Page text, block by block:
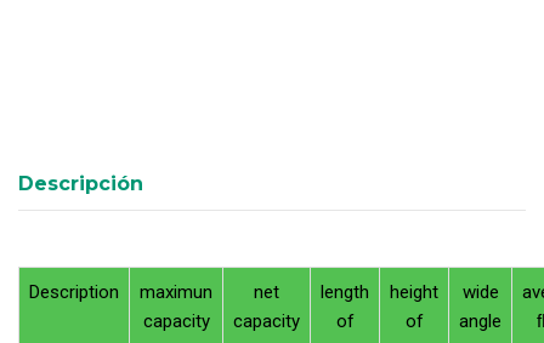
Descripción
Description
maximun
capacity
net
capacity
length
of
height
of
wide
angle